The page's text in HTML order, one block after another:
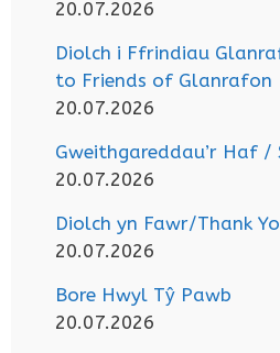
20.07.2026
Diolch i Ffrindiau
to Friends of Glanrafon
20.07.2026
Gweithgareddau’r Haf /
20.07.2026
Diolch yn Fawr/Thank
20.07.2026
Bore Hwyl Tŷ Pawb
20.07.2026